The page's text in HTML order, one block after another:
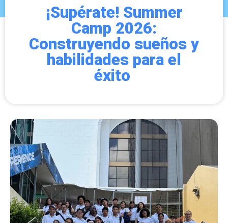
¡Supérate! Summer
Camp 2026:
Construyendo sueños y
habilidades para el
éxito